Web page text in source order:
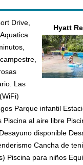
Hyatt
Drive,
Las
Parque infantil
al aire libre
disponible
Cancha de
Piscina para niños